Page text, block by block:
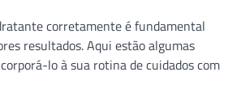
corretamente é fundamental
resultados. Aqui estão algumas
lo à sua rotina de cuidados com